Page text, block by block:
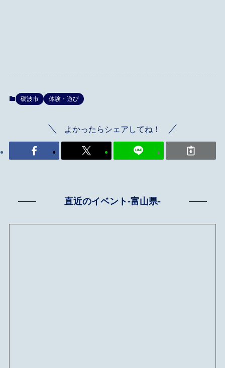
砺波市 体験・遊び
よかったらシェアしてね！
直近のイベント-富山県-